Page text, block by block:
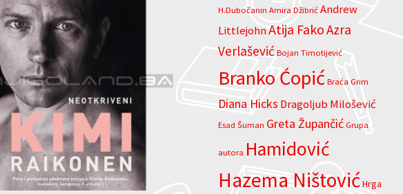
H.Dubočanin Amira Džibrić Andrew
LittlejohnAtija FakoAzra
Verlašević Bojan Timotijević
Branko Ćopić Braća Grim
Diana Hicks Dragoljub Milošević
Esad Šuman Greta Župančić Grupa
autora Hamidović
Hazema NištovićHrga